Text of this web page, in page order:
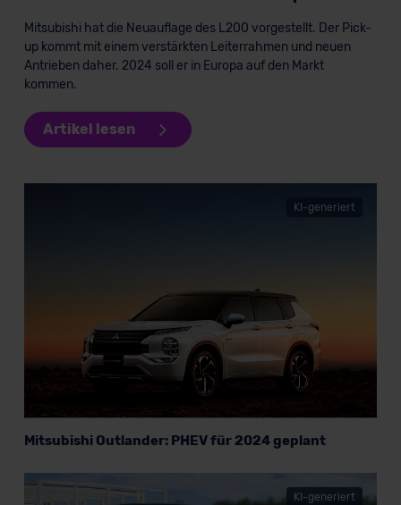
DSGVO) oder wenn Sie hierzu Ihre Einwilligung freiwillig
erteilen. Nähere Informationen zu den bestehenden
Datenschutzklauseln können Sie über den Kontakt zu
datenschutz@meinauto.de anfordern.
Mitsubishi hat die Neuauflage des L200 vorgestellt. Der Pick-
up kommt mit einem verstärkten Leiterrahmen und neuen
Antrieben daher. 2024 soll er in Europa auf den Markt
kommen.
Artikel lesen
KI-generiert
Mitsubishi Outlander: PHEV für 2024 geplant
KI-generiert